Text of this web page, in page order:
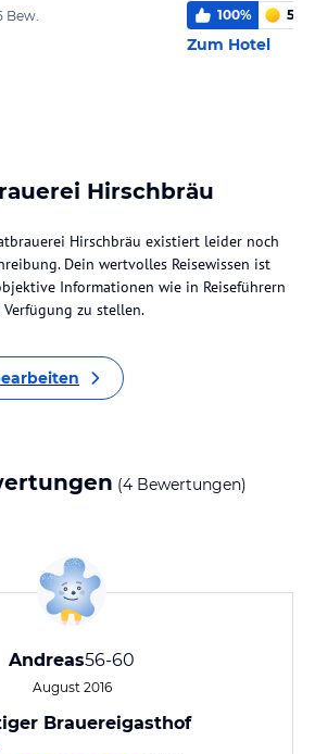
Bew.
100% 5,0
Zum Hotel
Hirschbräu
Hirschbräu existiert leider noch
Dein wertvolles Reisewissen ist
Informationen wie in Reiseführern
zu stellen.
(4 Bewertungen)
Andreas56-60
August 2016
Brauereigasthof